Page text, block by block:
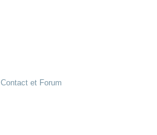
Contactet Forum